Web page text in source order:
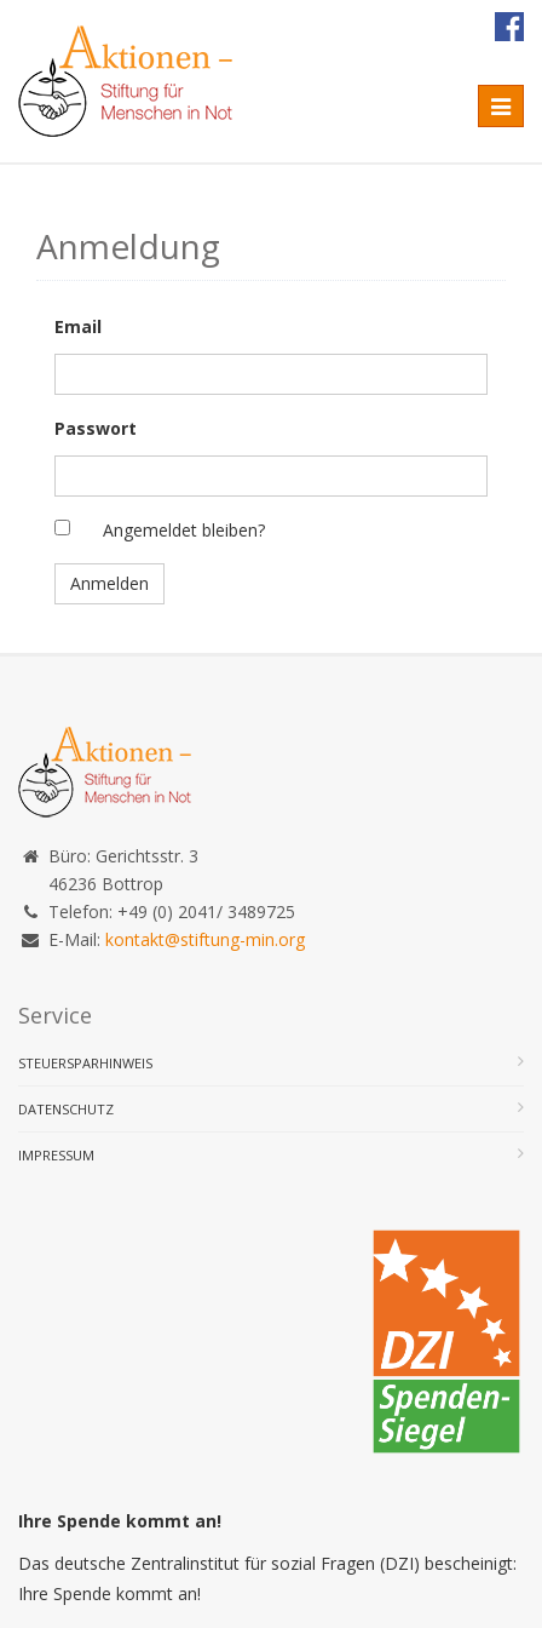
Anmeldung
Email
Passwort
Angemeldet bleiben?
Anmelden
Büro: Gerichtsstr. 3
46236 Bottrop
Telefon: +49 (0) 2041/ 3489725
E-Mail: kontakt@stiftung-min.org
Service
STEUERSPARHINWEIS
DATENSCHUTZ
IMPRESSUM
Ihre Spende kommt an!
Das deutsche Zentralinstitut für sozial Fragen (DZI) bescheinigt:
Ihre Spende kommt an!